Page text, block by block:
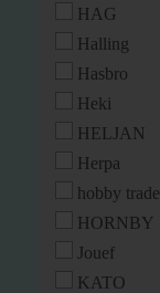
HAG
Halling
Hasbro
Heki
HELJAN
Herpa
hobby trade
HORNBY
Jouef
KATO